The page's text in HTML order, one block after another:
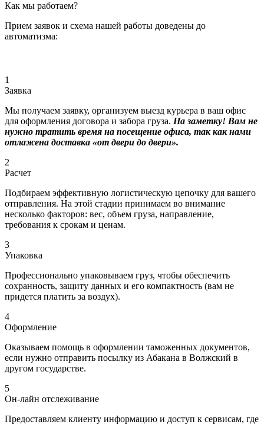
Как мы работаем?
Прием заявок и схема нашей работы доведены до
автоматизма:
1
Заявка
Мы получаем заявку, организуем выезд курьера в ваш офис
для оформления договора и забора груза. На заметку! Вам не
нужно тратить время на посещение офиса, так как нами
отлажена доставка «от двери до двери».
2
Расчет
Подбираем эффективную логистическую цепочку для вашего
отправления. На этой стадии принимаем во внимание
несколько факторов: вес, объем груза, направление,
требования к срокам и ценам.
3
Упаковка
Профессионально упаковываем груз, чтобы обеспечить
сохранность, защиту данных и его компактность (вам не
придется платить за воздух).
4
Оформление
Оказываем помощь в оформлении таможенных документов,
если нужно отправить посылку из Абакана в Волжский в
другом государстве.
5
Он-лайн отслеживание
Предоставляем клиенту информацию и доступ к сервисам, где